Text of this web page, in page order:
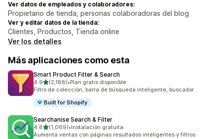
Ver datos de empleados y colaboradores:
Propietario de tienda, personas colaboradoras del blog
Ver y editar datos de la tienda:
Clientes, Productos, Tienda online
Ver los detalles
Más aplicaciones como esta
Smart Product Filter & Search
4.9de 5 estrellas
(2,188)
2188 reseñas en total
•Plan gratis disponible
Filtro de colección, barra de búsqueda inteligente, buscador
Built for Shopify
Searchanise Search & Filter
4.8de 5 estrellas
(1,069)
1069 reseñas en total
•Instalación gratuita
Aumenta ventas con páginas resultados inteligentes y filtros